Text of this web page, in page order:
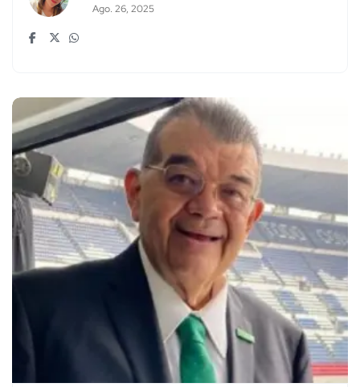
Ago. 26, 2025